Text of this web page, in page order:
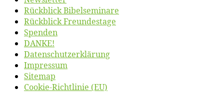
Rück­blick Bibelseminare
Rück­blick Freundestage
Spen­den
DANKE!
Daten­schutz­er­klä­rung
Im­pres­sum
Site­map
Coo­kie-Rich­t­­li­­nie (EU)